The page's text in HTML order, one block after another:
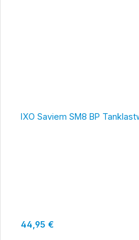
IXO Saviem SM8 BP
Regulärer Preis:
44,95 €